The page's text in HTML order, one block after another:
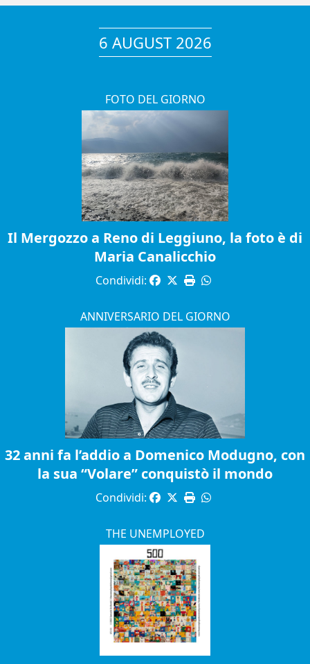
6 AUGUST 2026
FOTO DEL GIORNO
Il Mergozzo a Reno di Leggiuno, la foto è di
Maria Canalicchio
Condividi:
ANNIVERSARIO DEL GIORNO
32 anni fa l’addio a Domenico Modugno, con
la sua “Volare” conquistò il mondo
Condividi:
THE UNEMPLOYED